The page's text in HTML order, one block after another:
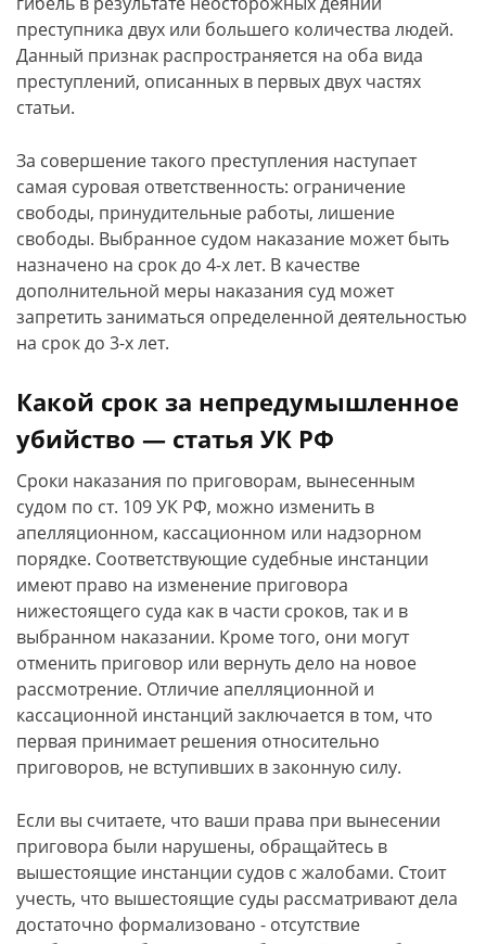
преступника двух или большего количества людей.
Данный признак распространяется на оба вида
преступлений, описанных в первых двух частях
статьи.
За совершение такого преступления наступает
самая суровая ответственность: ограничение
свободы, принудительные работы, лишение
свободы. Выбранное судом наказание может быть
назначено на срок до 4-х лет. В качестве
дополнительной меры наказания суд может
запретить заниматься определенной деятельностью
на срок до 3-х лет.
Какой срок за непредумышленное
убийство — статья УК РФ
Сроки наказания по приговорам, вынесенным
судом по ст. 109 УК РФ, можно изменить в
апелляционном, кассационном или надзорном
порядке. Соответствующие судебные инстанции
имеют право на изменение приговора
нижестоящего суда как в части сроков, так и в
выбранном наказании. Кроме того, они могут
отменить приговор или вернуть дело на новое
рассмотрение. Отличие апелляционной и
кассационной инстанций заключается в том, что
первая принимает решения относительно
приговоров, не вступивших в законную силу.
Если вы считаете, что ваши права при вынесении
приговора были нарушены, обращайтесь в
вышестоящие инстанции судов с жалобами. Стоит
учесть, что вышестоящие суды рассматривают дела
достаточно формализовано - отсутствие